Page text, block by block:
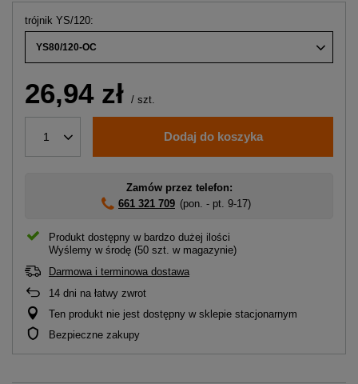
trójnik YS/120
YS80/120-OC
26,94 zł / szt.
1 Dodaj do koszyka
Zamów przez telefon:
661 321 709 (pon. - pt. 9-17)
Produkt dostępny w bardzo dużej ilości
Wyślemy w środę (50 szt. w magazynie)
Darmowa i terminowa dostawa
14 dni na łatwy zwrot
Ten produkt nie jest dostępny w sklepie stacjonarnym
Bezpieczne zakupy